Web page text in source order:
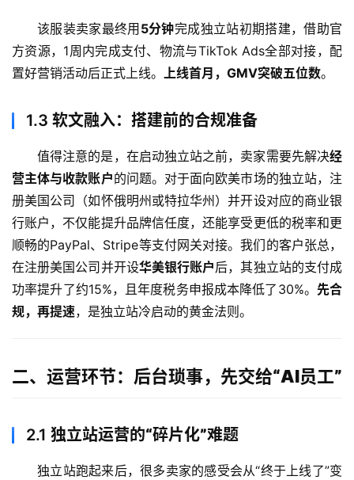
该服装卖家最终用 5分钟完成独立站初期搭建，借助官
方资源，1周内完成支付、物流与TikTok Ads全部对接，配
置好营销活动后正式上线。 上线首月，GMV突破五位数。
1.3 软文融入：搭建前的合规准备
值得注意的是，在启动独立站之前，卖家需要先解决经
营主体与收款账户的问题。对于面向欧美市场的独立站，注
册美国公司（如怀俄明州或特拉华州）并开设对应的商业银
行账户，不仅能提升品牌信任度，还能享受更低的税率和更
顺畅的PayPal、Stripe等支付网关对接。我们的客户张总，
在注册美国公司并开设华美银行账户后，其独立站的支付成
功率提升了约15%，且年度税务申报成本降低了30%。 先合
规，再提速，是独立站冷启动的黄金法则。
二、运营环节：后台琐事，先交给“AI员工”
2.1 独立站运营的“碎片化”难题
独立站跑起来后，很多卖家的感受会从“终于上线了”变